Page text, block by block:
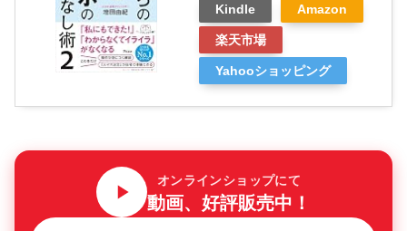
Kindle Amazon
楽天市場
Yahooショッピング
オンラインショップにて
動画、好評販売中！